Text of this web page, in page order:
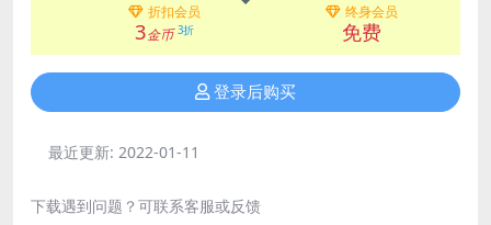
折扣会员
3金币 3折
终身会员
免费
登录后购买
最近更新: 2022-01-11
下载遇到问题？可联系客服或反馈